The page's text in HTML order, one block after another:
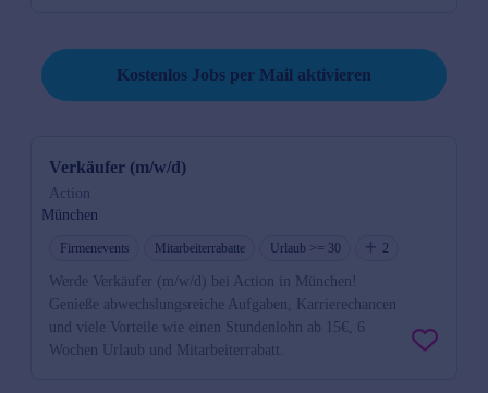
Kostenlos Jobs per Mail aktivieren
Verkäufer (m/w/d)
Action
München
Firmenevents Mitarbeiterrabatte Urlaub >= 30 2
Werde Verkäufer (m/w/d) bei Action in München!
Genieße abwechslungsreiche Aufgaben, Karrierechancen
und viele Vorteile wie einen Stundenlohn ab 15€, 6
Wochen Urlaub und Mitarbeiterrabatt.